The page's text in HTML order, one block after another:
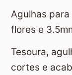
Agulhas
flores e
Tesoura,
cortes e